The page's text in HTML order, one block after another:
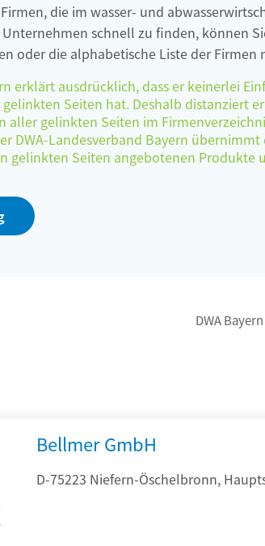
die im wasser- und
schnell zu finden, können
oder die alphabetische Liste der Firmen
erklärt ausdrücklich, dass er keinerlei
Seiten hat. Deshalb distanziert
gelinkten Seiten im
DWA-Landesverband Bayern
gelinkten Seiten angebotenen Produkte
DWA Bayern
Bellmer GmbH
D-75223 Niefern-Öschelbronn,